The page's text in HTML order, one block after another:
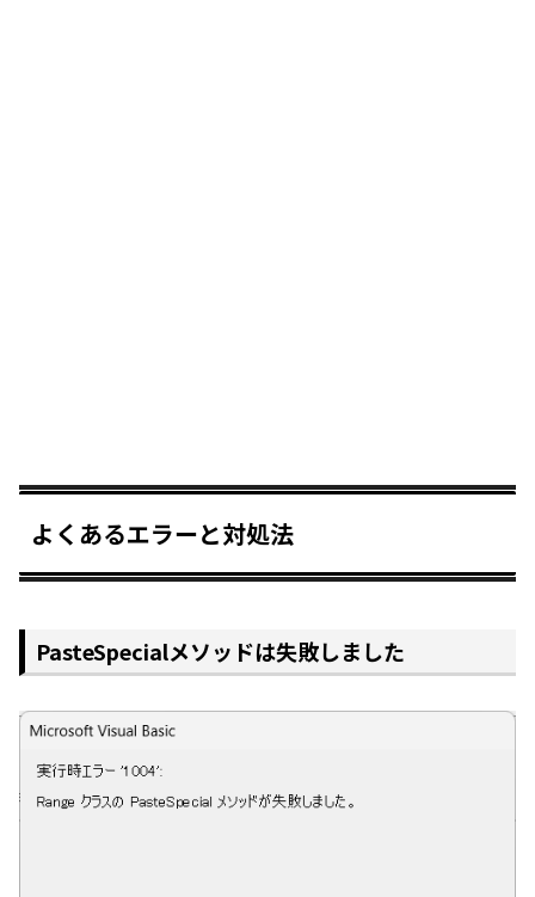
よくあるエラーと対処法
PasteSpecialメソッドは失敗しました